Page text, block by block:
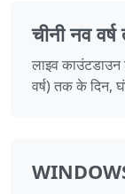
चीनी नव
लाइव काउंटडाउन
वर्ष) तक के दिन,